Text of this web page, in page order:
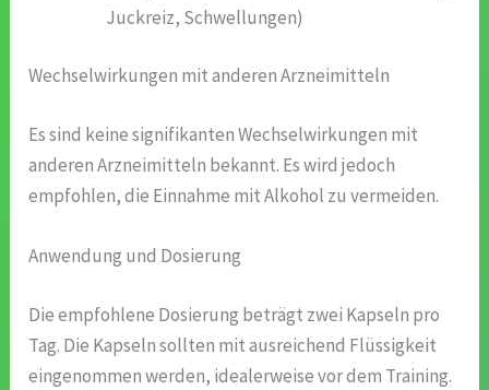
Juckreiz, Schwellungen)
Wechselwirkungen mit anderen Arzneimitteln
Es sind keine signifikanten Wechselwirkungen mit
anderen Arzneimitteln bekannt. Es wird jedoch
empfohlen, die Einnahme mit Alkohol zu vermeiden.
Anwendung und Dosierung
Die empfohlene Dosierung beträgt zwei Kapseln pro
Tag. Die Kapseln sollten mit ausreichend Flüssigkeit
eingenommen werden, idealerweise vor dem Training.